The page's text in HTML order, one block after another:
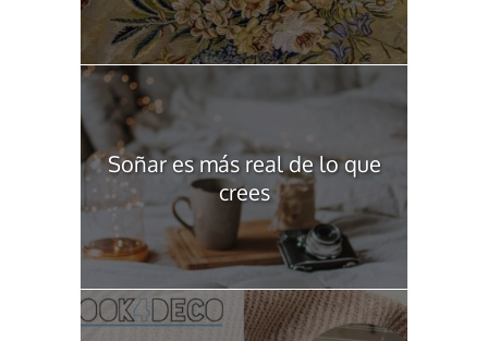
Soñar es más real de lo que
crees